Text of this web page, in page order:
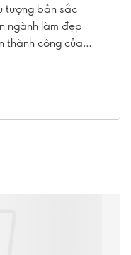
tượng bản sắc
ngành làm đẹp
thành công của